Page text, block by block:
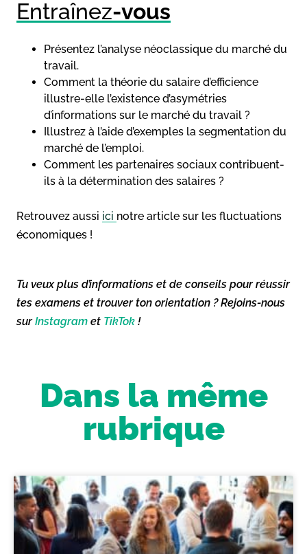
Entraînez-vous
Présentez l’analyse néoclassique du marché du
travail.
Comment la théorie du salaire d’efficience
illustre-elle l’existence d’asymétries
d’informations sur le marché du travail ?
Illustrez à l’aide d’exemples la segmentation du
marché de l’emploi.
Comment les partenaires sociaux contribuent-
ils à la détermination des salaires ?
Retrouvez aussi ici notre article sur les fluctuations
économiques !
Tu veux plus d’informations et de conseils pour réussir
tes examens et trouver ton orientation ? Rejoins-nous
surInstagram et TikTok !
Dans la même
rubrique